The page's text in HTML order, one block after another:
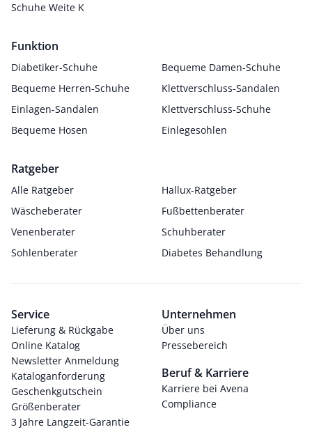
Schuhe Weite K
Funktion
Diabetiker-Schuhe
Bequeme Damen-Schuhe
Bequeme Herren-Schuhe
Klettverschluss-Sandalen
Einlagen-Sandalen
Klettverschluss-Schuhe
Bequeme Hosen
Einlegesohlen
Ratgeber
Alle Ratgeber
Hallux-Ratgeber
Wäscheberater
Fußbettenberater
Venenberater
Schuhberater
Sohlenberater
Diabetes Behandlung
Service
Lieferung & Rückgabe
Online Katalog
Newsletter Anmeldung
Kataloganforderung
Geschenkgutschein
Größenberater
3 Jahre Langzeit-Garantie
Unternehmen
Über uns
Pressebereich
Beruf & Karriere
Karriere bei Avena
Compliance